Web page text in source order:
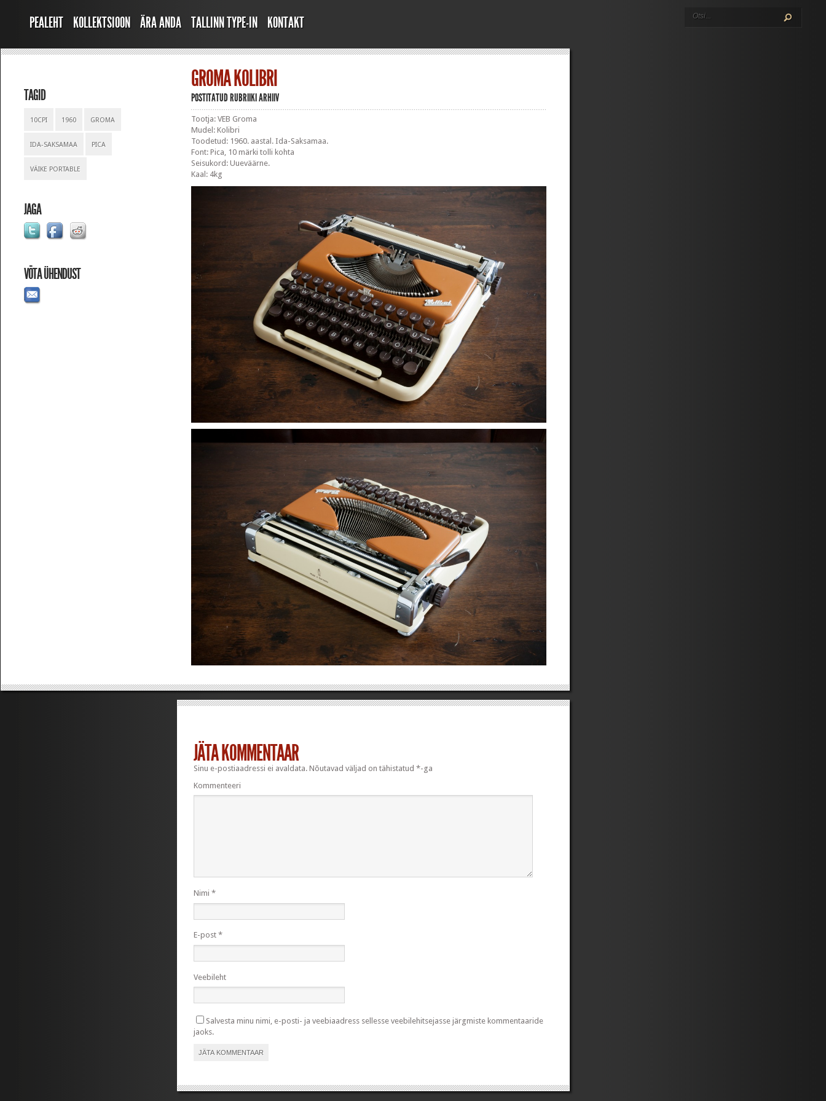
PEALEHT KOLLEKTSIOON ÄRA ANDA TALLINN TYPE-IN KONTAKT
TAGID
10CPI 1960 GROMA
IDA-SAKSAMAA PICA
VÄIKE PORTABLE
JAGA
VÕTA ÜHENDUST
GROMA KOLIBRI
POSTITATUD RUBRIIKIARHIIV
Tootja: VEB Groma
Mudel: Kolibri
Toodetud: 1960. aastal. Ida-Saksamaa.
Font: Pica, 10 märki tolli kohta
Seisukord: Uueväärne.
Kaal: 4kg
JÄTA KOMMENTAAR
Sinu e-postiaadressi ei avaldata.Nõutavad väljad on tähistatud *-ga
Kommenteeri
Nimi *
E-post *
Veebileht
Salvesta minu nimi, e-posti- ja veebiaadress sellesse veebilehitsejasse järgmiste kommentaaride
jaoks.